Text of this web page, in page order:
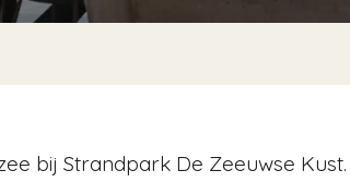
bij Strandpark De Zeeuwse